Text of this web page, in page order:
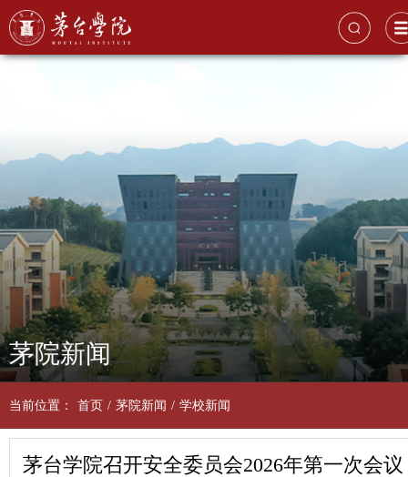
茅院新闻
当前位置： 首页 / 茅院新闻 / 学校新闻
茅台学院召开安全委员会2026年第一次会议